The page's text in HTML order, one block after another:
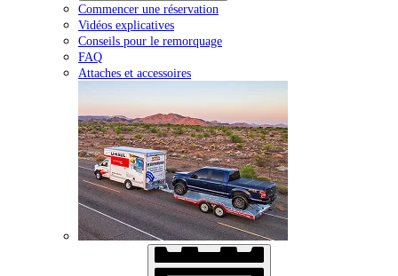
Commencer une réservation
Vidéos explicatives
Conseils pour le remorquage
FAQ
Attaches et accessoires